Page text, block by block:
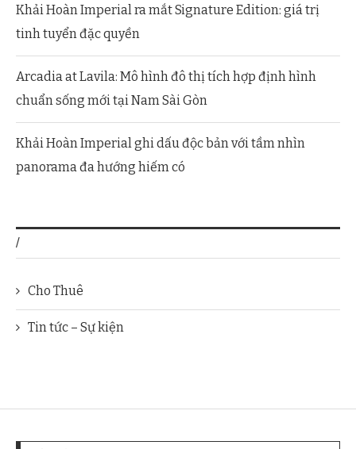
Khải Hoàn Imperial ra mắt Signature Edition: giá trị
tinh tuyển đặc quyền
Arcadia at Lavila: Mô hình đô thị tích hợp định hình
chuẩn sống mới tại Nam Sài Gòn
Khải Hoàn Imperial ghi dấu độc bản với tầm nhìn
panorama đa hướng hiếm có
/
Cho Thuê
Tin tức – Sự kiện